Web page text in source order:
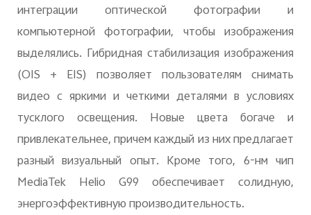
интеграции оптической фотографии и
компьютерной фотографии, чтобы изображения
выделялись. Гибридная стабилизация изображения
(OIS + EIS) позволяет пользователям снимать
видео с яркими и четкими деталями в условиях
тусклого освещения. Новые цвета богаче и
привлекательнее, причем каждый из них предлагает
разный визуальный опыт. Кроме того, 6-нм чип
MediaTek Helio G99 обеспечивает солидную,
энергоэффективную производительность.